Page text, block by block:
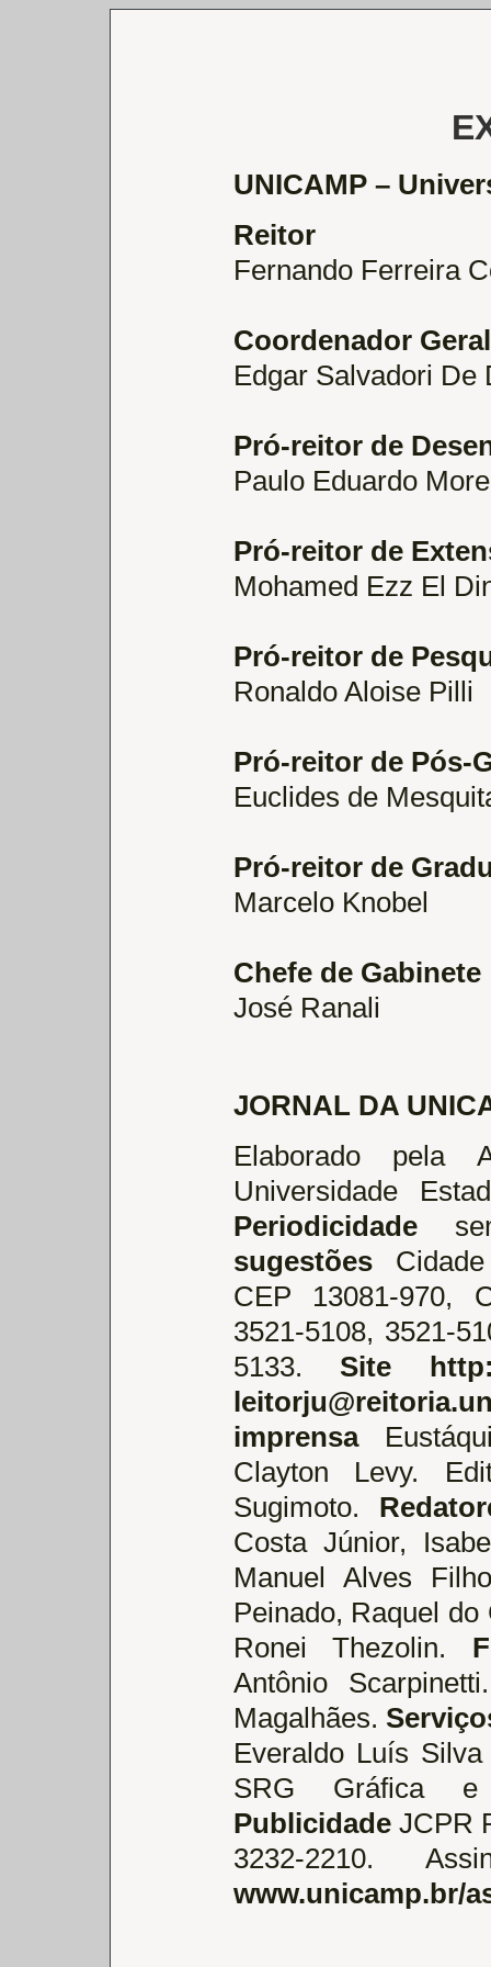
UNICAMP –
Reitor
Fernando Ferreira
Coordenador Geral
Edgar Salvadori De
Pró-reitor de
Paulo Eduardo
Pró-reitor de
Mohamed Ezz El
Pró-reitor de
Ronaldo Aloise Pilli
Pró-reitor de Pós-
Euclides de
Pró-reitor de
Marcelo Knobel
Chefe de Gabinete
José Ranali
JORNAL DA
Elaborado pela
Universidade
Periodicidade
sugestõesCidade
CEP 13081-970,
3521-5108, 3521-
5133. Site
imprensa
Clayton Levy.
Sugimoto.
Costa Júnior,
Manuel Alves
Peinado, Raquel
Ronei Thezolin.
Antônio
Magalhães.
Everaldo Luís
SRG Gráfica e
PublicidadeJCPR
3232-2210.
www.unicamp.br/